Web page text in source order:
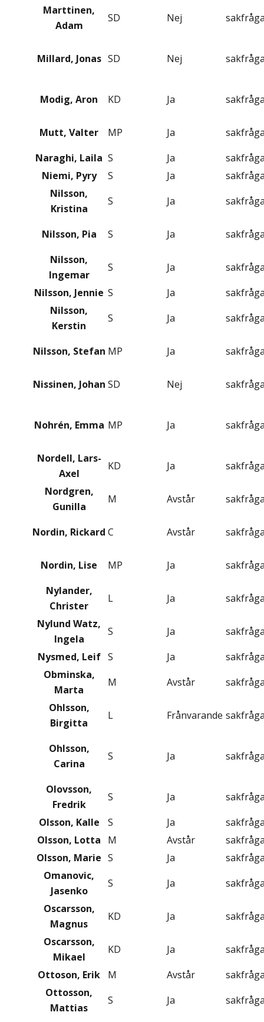
Marttinen,
Adam
SD Nej
Millard, Jonas SD Nej
Modig, Aron KD Ja
Mutt, Valter MP Ja
Naraghi, Laila S Ja
Niemi, Pyry
S Ja
Nilsson,
Kristina
S Ja
Nilsson, Pia S Ja
Nilsson,
Ingemar
S Ja
Nilsson, Jennie S Ja
Nilsson,
Kerstin
S Ja
Nilsson, Stefan MP Ja
Nissinen, Johan SD Nej
Nohrén, Emma MP Ja
Nordell, Lars-
Axel
KD Ja
Nordgren,
Gunilla
M Avstår
Nordin, Rickard C Avstår
Nordin, Lise MP Ja
Nylander,
Christer
L Ja
Nylund Watz,
Ingela
S Ja
Nysmed, Leif S Ja
Obminska,
Marta
M Avstår
Ohlsson,
Birgitta
L Frånvarande
Ohlsson,
Carina
S Ja
Olovsson,
Fredrik
S Ja
Olsson, Kalle
S Ja
Olsson, Lotta
M Avstår
Olsson, Marie S Ja
Omanovic,
Jasenko
S Ja
Oscarsson,
Magnus
KD Ja
Oscarsson,
Mikael
KD Ja
Ottoson, Erik
M Avstår
Ottosson,
Mattias
S Ja